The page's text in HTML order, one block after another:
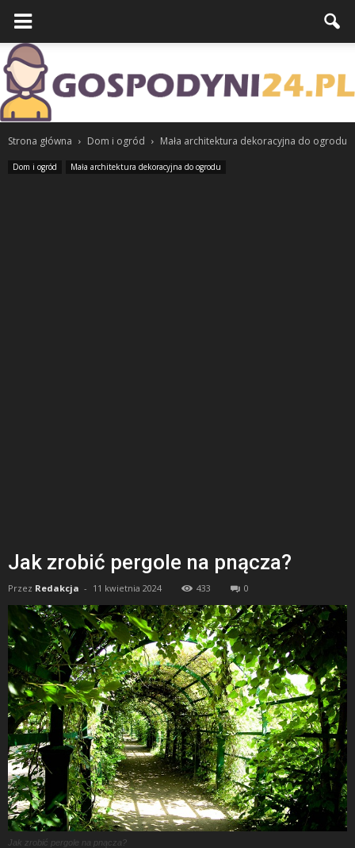
Strona główna Dom i ogród Mała architektura dekoracyjna do ogrodu
Dom i ogród Mała architektura dekoracyjna do ogrodu
Jak zrobić pergole na pnącza?
Przez Redakcja - 11 kwietnia 2024 433 0
Jak zrobić pergole na pnącza?